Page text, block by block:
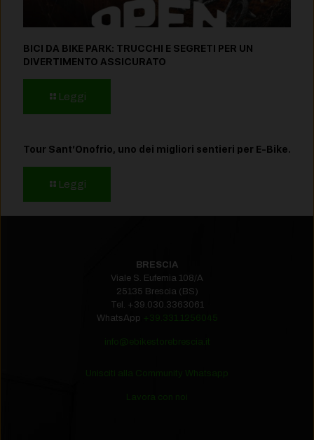
BICI DA BIKE PARK: TRUCCHI E SEGRETI PER UN
DIVERTIMENTO ASSICURATO
Leggi
Tour Sant’Onofrio, uno dei migliori sentieri per E-Bike.
Leggi
BRESCIA
Viale S. Eufemia 108/A
25135 Brescia (BS)
Tel. +39.030.3363061
WhatsApp +39.331.1256045
info@ebikestorebrescia.it
Unisciti alla Community Whatsapp
Lavora con noi